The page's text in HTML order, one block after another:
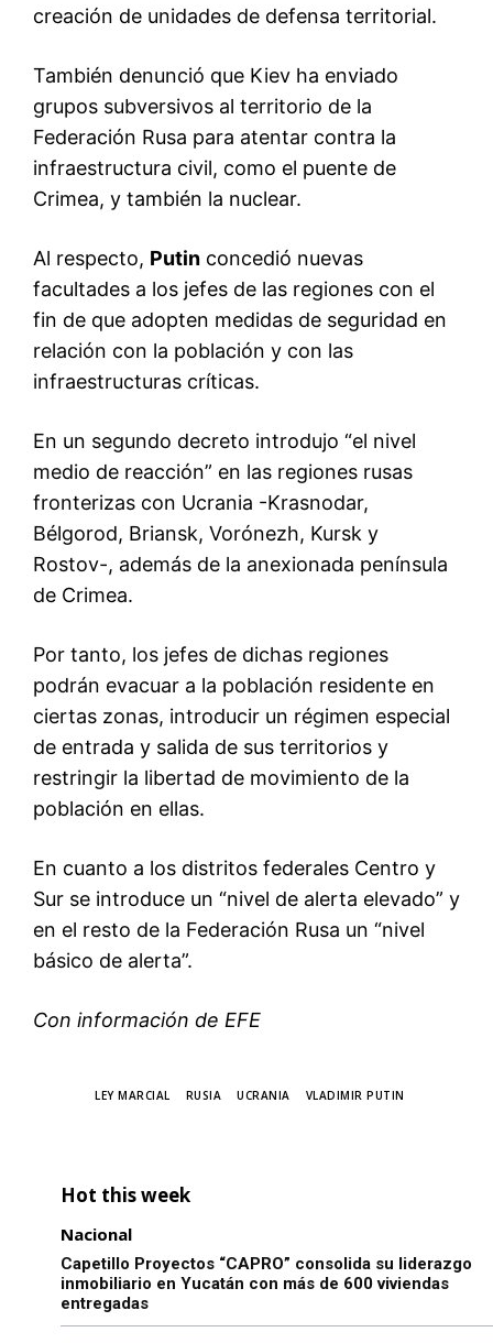
creación de unidades de defensa territorial.
También denunció que Kiev ha enviado
grupos subversivos al territorio de la
Federación Rusa para atentar contra la
infraestructura civil, como el puente de
Crimea, y también la nuclear.
Al respecto, Putin concedió nuevas
facultades a los jefes de las regiones con el
fin de que adopten medidas de seguridad en
relación con la población y con las
infraestructuras críticas.
En un segundo decreto introdujo “el nivel
medio de reacción” en las regiones rusas
fronterizas con Ucrania -Krasnodar,
Bélgorod, Briansk, Vorónezh, Kursk y
Rostov-, además de la anexionada península
de Crimea.
Por tanto, los jefes de dichas regiones
podrán evacuar a la población residente en
ciertas zonas, introducir un régimen especial
de entrada y salida de sus territorios y
restringir la libertad de movimiento de la
población en ellas.
En cuanto a los distritos federales Centro y
Sur se introduce un “nivel de alerta elevado” y
en el resto de la Federación Rusa un “nivel
básico de alerta”.
Con información de EFE
LEY MARCIAL RUSIA UCRANIA VLADIMIR PUTIN
Hot this week
Nacional
Capetillo Proyectos “CAPRO” consolida su liderazgo
inmobiliario en Yucatán con más de 600 viviendas
entregadas